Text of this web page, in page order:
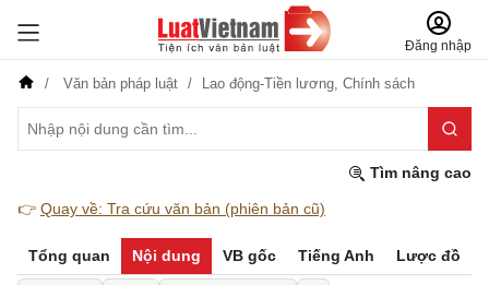
Đăng nhập
Văn bản pháp luật Lao động-Tiền lương, Chính sách
Tìm nâng cao
👉 Quay về: Tra cứu văn bản (phiên bản cũ)
Tổng quan Nội dung VB gốc Tiếng Anh Lược đồ